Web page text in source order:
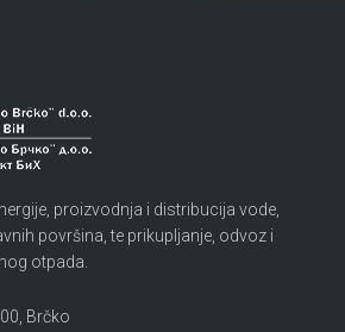
proizvodnja i distribucija vode,
površina, te prikupljanje, odvoz i
otpada.
Brčko